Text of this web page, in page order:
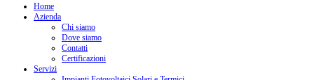
Home
Azienda
Chi siamo
Dove siamo
Contatti
Certificazioni
Servizi